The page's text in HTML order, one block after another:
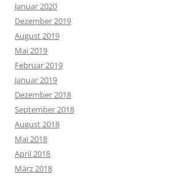
Januar 2020
Dezember 2019
August 2019
Mai 2019
Februar 2019
Januar 2019
Dezember 2018
September 2018
August 2018
Mai 2018
April 2018
März 2018